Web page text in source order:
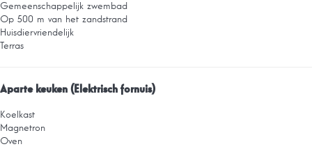
Gemeenschappelijk zwembad
Op 500 m van het zandstrand
Huisdiervriendelijk
Terras
Aparte keuken (Elektrisch fornuis)
Koelkast
Magnetron
Oven